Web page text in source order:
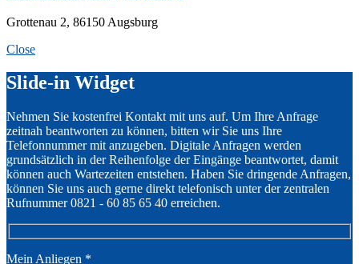
Grottenau 2, 86150 Augsburg
Close
Slide-in Widget
Nehmen Sie kostenfrei Kontakt mit uns auf. Um Ihre Anfrage
zeitnah beantworten zu können, bitten wir Sie uns Ihre
Telefonnummer mit anzugeben. Digitale Anfragen werden
grundsätzlich in der Reihenfolge der Eingänge beantwortet, damit
können auch Wartezeiten entstehen. Haben Sie dringende Anfragen,
können Sie uns auch gerne direkt telefonisch unter der zentralen
Rufnummer 0821 - 60 85 65 40 erreichen.
Mein Anliegen *